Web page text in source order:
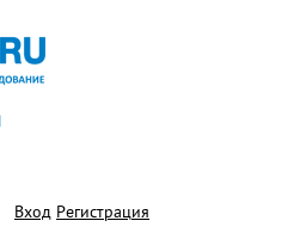
Вход Регистрация